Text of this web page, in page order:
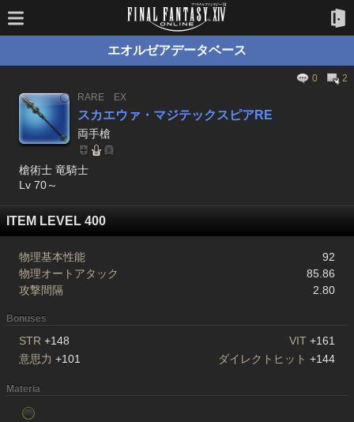
エオルゼアデータベース
0
2
RARE
EX
スカエウァ・マジテックスピアRE
両手槍
槍術士 竜騎士
Lv 70～
ITEM LEVEL 400
物理基本性能
92
物理オートアタック
85.86
攻撃間隔
2.80
Bonuses
STR +148 VIT +161
意思力 +101 ダイレクトヒット +144
Materia